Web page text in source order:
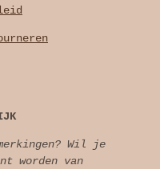
Wil je
worden van